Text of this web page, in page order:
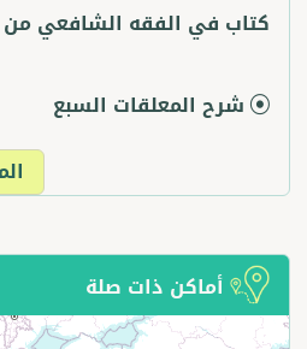
كتاب في الفقه الشافعي من
شرح المعلقات السبع
أماكن ذات صلة